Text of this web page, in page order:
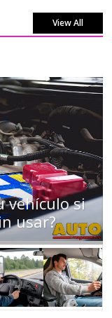
View All
Movilidad
destino de